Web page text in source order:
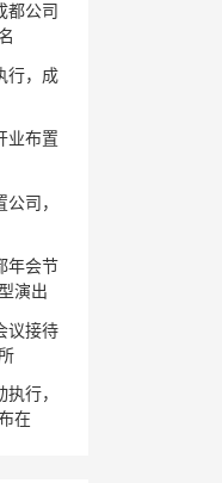
都公司
行，成
业布置
司，
年会节
演出
议接待
行，
在